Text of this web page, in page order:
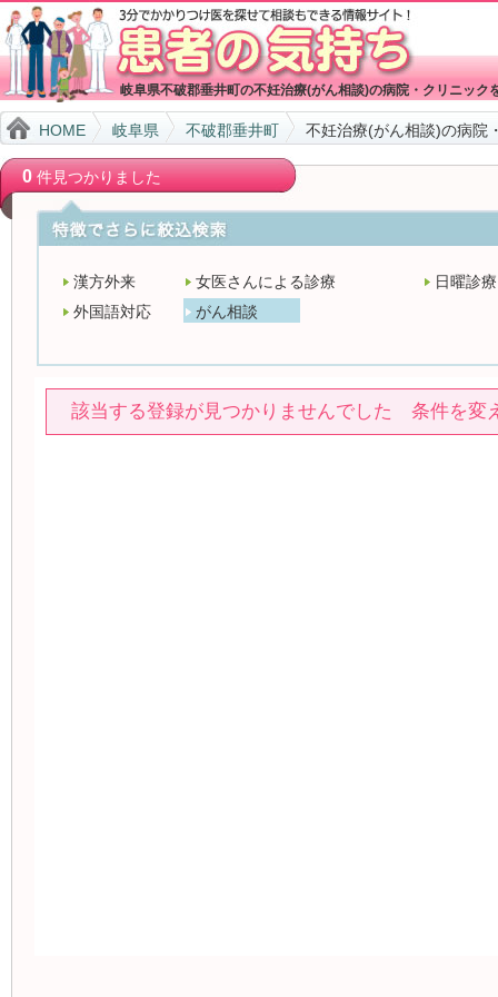
岐阜県不破郡垂井町の不妊治療(がん相談)の病院・クリニック
HOME 岐阜県 不破郡垂井町 不妊治療(がん相談)の病院
0件見つかりました
漢方外来 女医さんによる診療
日曜診療
外国語対応
がん相談
該当する登録が見つかりませんでした 条件を